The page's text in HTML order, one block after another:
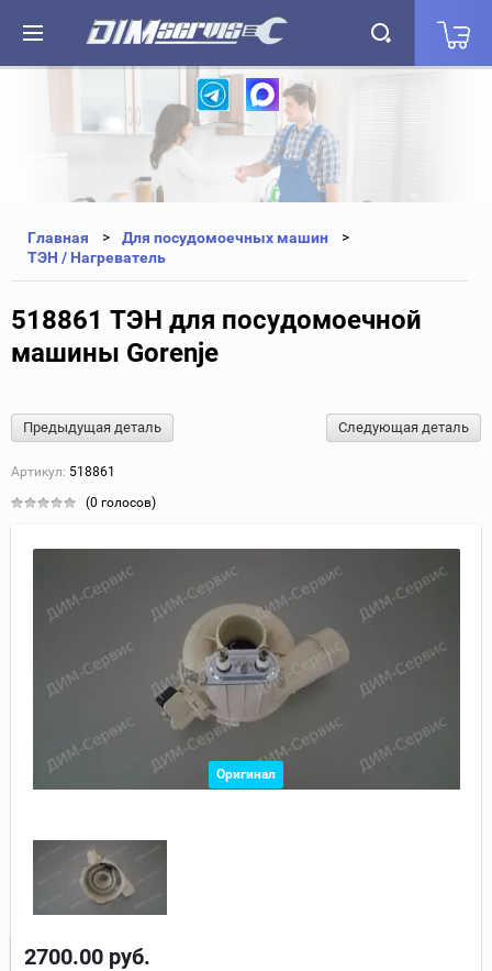
+7(812) 323-87-27
+7(812) 327-25-35
Главная
Для посудомоечных машин
ТЭН / Нагреватель
518861 ТЭН для посудомоечной
машины Gorenje
Предыдущая деталь Следующая деталь
Артикул: 518861
(0 голосов)
Оригинал
2700.00 руб.